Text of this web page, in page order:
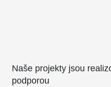
Naše projekty jsou
podporou